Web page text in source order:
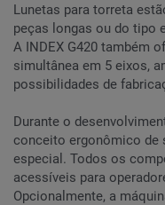
Lunetas para torreta
peças longas ou do tipo
A INDEX G420 também
simultânea em 5 eixos,
possibilidades de
Durante o
conceito ergonômico de
especial. Todos os
acessíveis para
Opcionalmente, a